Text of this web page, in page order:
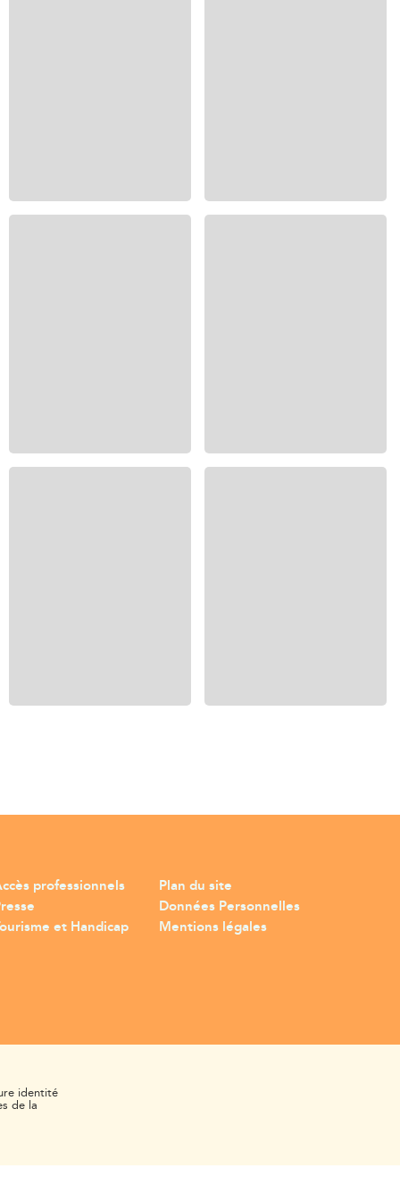
professionnels
et Handicap
Plan du site
Données Personnelles
Mentions légales
identité
de la